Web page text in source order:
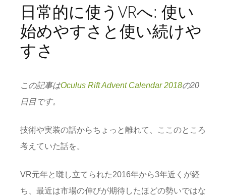
日常的に使うVRへ: 使い
始めやすさと使い続けや
すさ
この記事はOculus Rift Advent Calendar 2018の20
日目です。
技術や実装の話からちょっと離れて、ここのところ
考えていた話を。
VR元年と囃し立てられた2016年から3年近くが経
ち、最近は市場の伸びが期待したほどの勢いではな